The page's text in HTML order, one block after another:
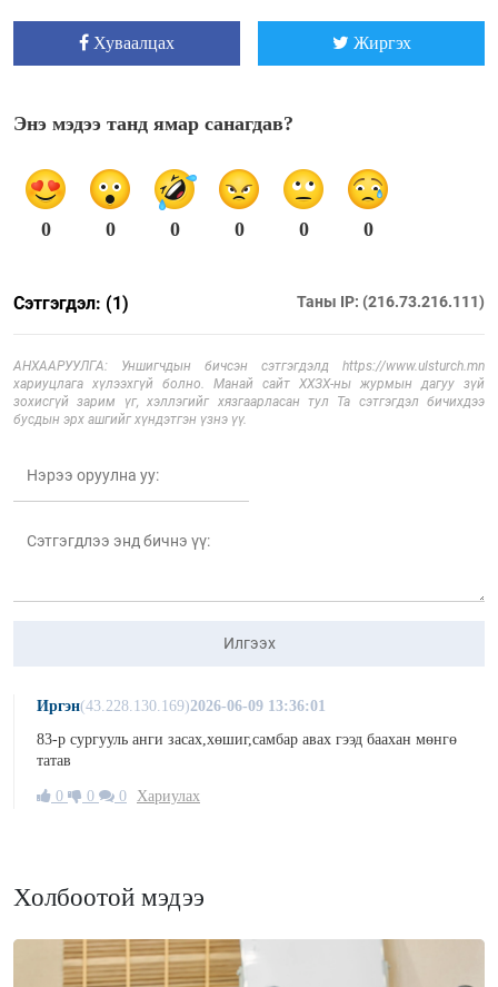
Хуваалцах Жиргэх
Энэ мэдээ танд ямар санагдав?
0 0 0 0 0 0
Сэтгэгдэл: (1) Таны IP: (216.73.216.111)
АНХААРУУЛГА: Уншигчдын бичсэн сэтгэгдэлд https://www.ulsturch.mn
хариуцлага хүлээхгүй болно. Манай сайт ХХЗХ-ны журмын дагуу зүй
зохисгүй зарим үг, хэллэгийг хязгаарласан тул Та сэтгэгдэл бичихдээ
бусдын эрх ашгийг хүндэтгэн үзнэ үү.
Илгээх
Иргэн(43.228.130.169)2026-06-09 13:36:01
83-р сургууль анги засах,хөшиг,самбар авах гээд баахан мөнгө
татав
0 0 0 Хариулах
Холбоотой мэдээ